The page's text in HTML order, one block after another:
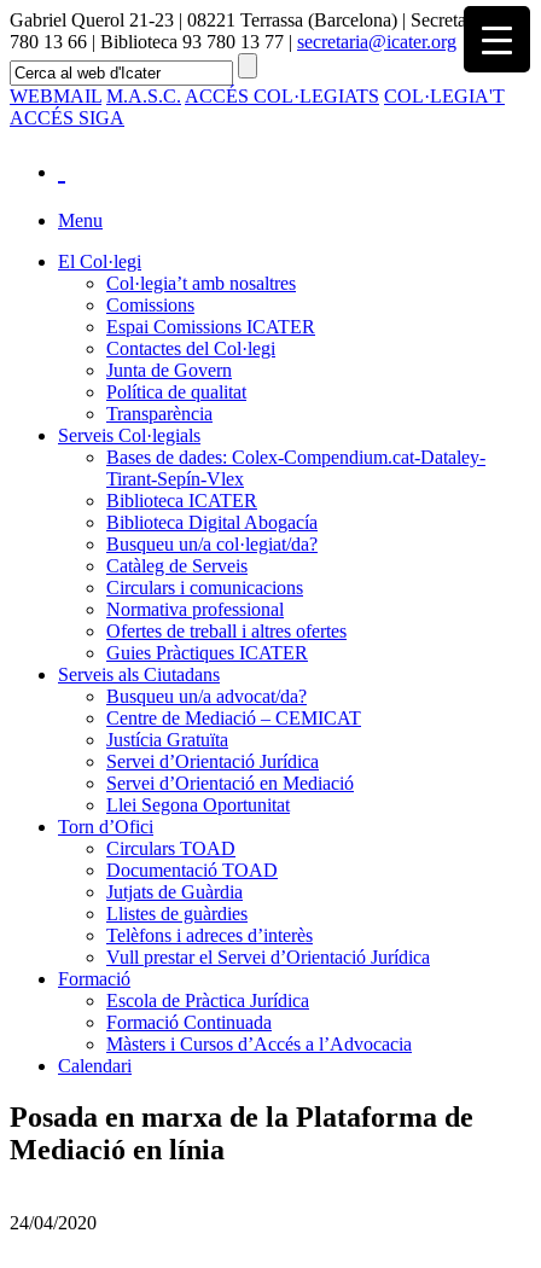
Gabriel Querol 21-23 | 08221 Terrassa (Barcelona) | Secretaria 93
780 13 66 | Biblioteca 93 780 13 77 | secretaria@icater.org
WEBMAIL M.A.S.C. ACCÉS COL·LEGIATS COL·LEGIA'T
ACCÉS SIGA
Menu
El Col·legi
Col·legia’t amb nosaltres
Comissions
Espai Comissions ICATER
Contactes del Col·legi
Junta de Govern
Política de qualitat
Transparència
Serveis Col·legials
Bases de dades: Colex-Compendium.cat-Dataley-
Tirant-Sepín-Vlex
Biblioteca ICATER
Biblioteca Digital Abogacía
Busqueu un/a col·legiat/da?
Catàleg de Serveis
Circulars i comunicacions
Normativa professional
Ofertes de treball i altres ofertes
Guies Pràctiques ICATER
Serveis als Ciutadans
Busqueu un/a advocat/da?
Centre de Mediació – CEMICAT
Justícia Gratuïta
Servei d’Orientació Jurídica
Servei d’Orientació en Mediació
Llei Segona Oportunitat
Torn d’Ofici
Circulars TOAD
Documentació TOAD
Jutjats de Guàrdia
Llistes de guàrdies
Telèfons i adreces d’interès
Vull prestar el Servei d’Orientació Jurídica
Formació
Escola de Pràctica Jurídica
Formació Continuada
Màsters i Cursos d’Accés a l’Advocacia
Calendari
Posada en marxa de la Plataforma de
Mediació en línia
24/04/2020